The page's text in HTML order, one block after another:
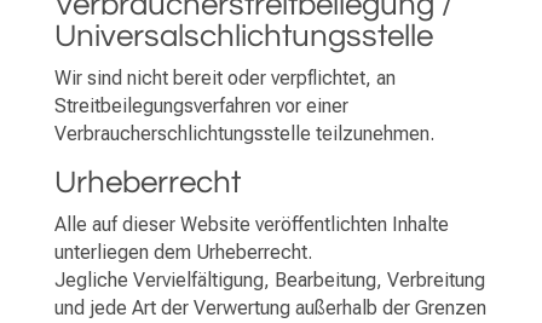
Universalschlichtungsstelle
Wir sind nicht bereit oder verpflichtet, an
Streitbeilegungsverfahren vor einer
Verbraucherschlichtungsstelle teilzunehmen.
Urheberrecht
Alle auf dieser Website veröffentlichten Inhalte
unterliegen dem Urheberrecht.
Jegliche Vervielfältigung, Bearbeitung, Verbreitung
und jede Art der Verwertung außerhalb der Grenzen